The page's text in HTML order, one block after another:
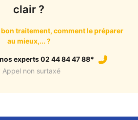
clair ?
traitement, comment le préparer
au mieux,... ?
experts 02 44 84 47 88*
Appel non surtaxé